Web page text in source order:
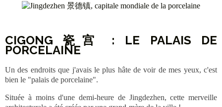
CIGONG 瓷宫 : LE PALAIS DE
PORCELAINE
Un des endroits que j'avais le plus hâte de voir de mes yeux, c'est
bien le "palais de porcelaine".
Située à moins d'une demi-heure de Jingdezhen, cette merveille